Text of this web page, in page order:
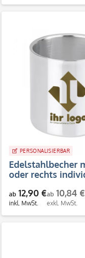
PERSONALISIERBAR
Edelstahlbecher
oder rechts
ab 12,90 €
inkl. MwSt.
ab 10,84 €
exkl. MwSt.